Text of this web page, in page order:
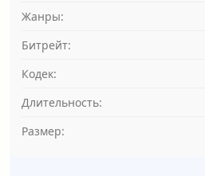
Жанры:
Битрейт:
Кодек:
Длительность:
Размер: